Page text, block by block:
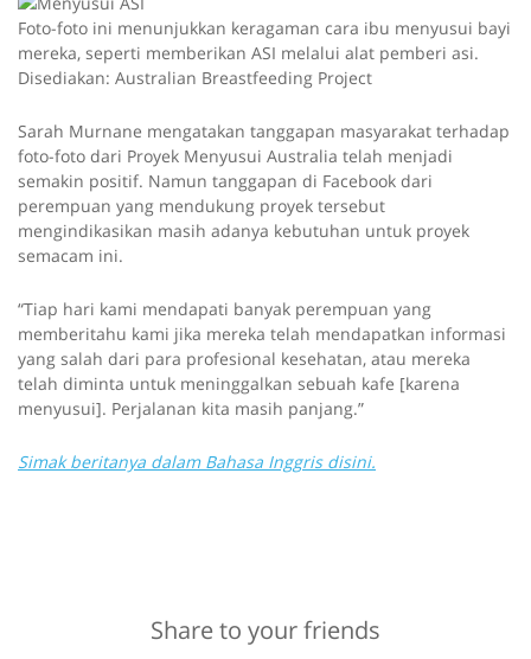
Foto-foto ini menunjukkan keragaman cara ibu menyusui bayi
mereka, seperti memberikan ASI melalui alat pemberi asi.
Disediakan: Australian Breastfeeding Project
Sarah Murnane mengatakan tanggapan masyarakat terhadap
foto-foto dari Proyek Menyusui Australia telah menjadi
semakin positif. Namun tanggapan di Facebook dari
perempuan yang mendukung proyek tersebut
mengindikasikan masih adanya kebutuhan untuk proyek
semacam ini.
“Tiap hari kami mendapati banyak perempuan yang
memberitahu kami jika mereka telah mendapatkan informasi
yang salah dari para profesional kesehatan, atau mereka
telah diminta untuk meninggalkan sebuah kafe [karena
menyusui]. Perjalanan kita masih panjang.”
Simak beritanya dalam Bahasa Inggris disini.
Share to your friends